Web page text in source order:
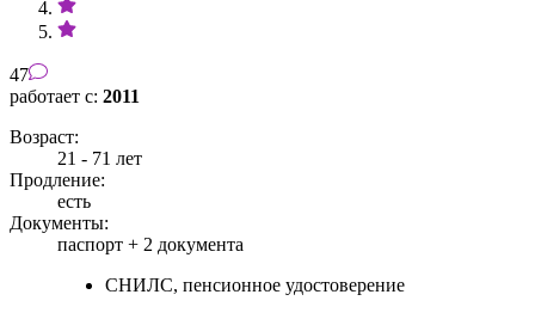
47
работает с: 2011
Возраст:
21 - 71 лет
Продление:
есть
Документы:
паспорт + 2 документа
СНИЛС, пенсионное удостоверение